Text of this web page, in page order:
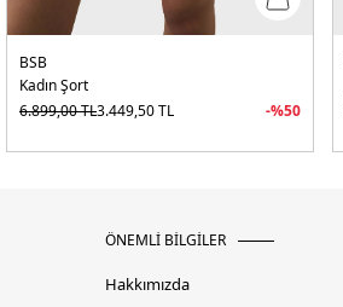
BSB
Kadın Şort
6.899,00TL3.449,50TL -%50
ÖNEMLİ BİLGİLER
Hakkımızda